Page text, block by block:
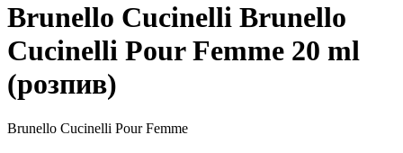
Brunello Cucinelli Brunello
Cucinelli Pour Femme 20 ml
(розпив)
Brunello Cucinelli Pour Femme